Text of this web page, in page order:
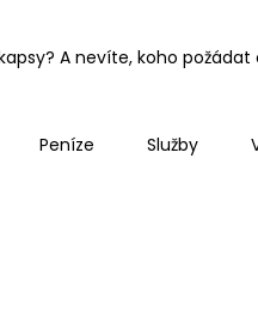
A nevíte, koho
Peníze Služby